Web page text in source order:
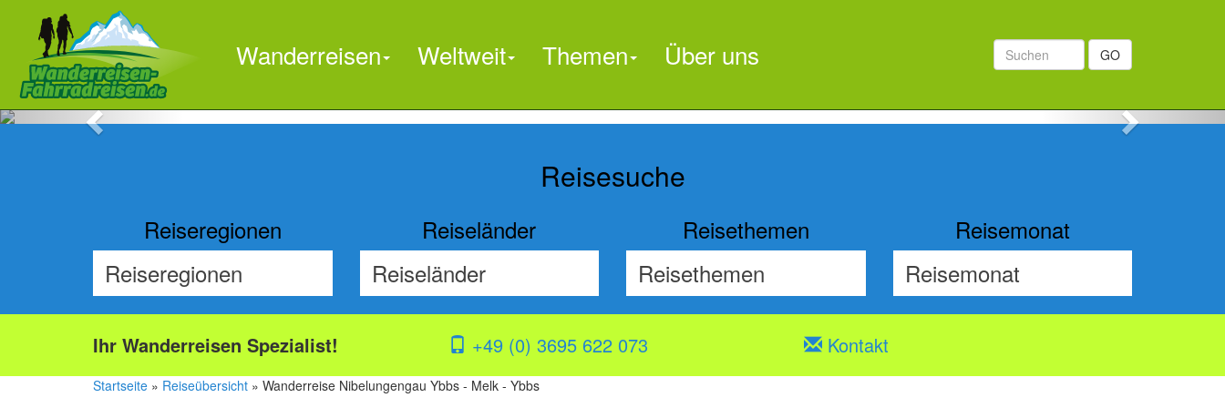
Previous Next
GO
Wanderreisen Weltweit Themen Über uns
Reisesuche
Reiseregionen Reiseländer Reisethemen Reisemonat
Ihr Wanderreisen Spezialist! +49 (0) 3695 622 073 Kontakt
Startseite » Reiseübersicht » Wanderreise Nibelungengau Ybbs - Melk - Ybbs